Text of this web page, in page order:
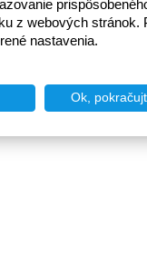
z webových stránok.
nastavenia.
Ok,